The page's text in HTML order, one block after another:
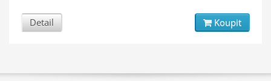
Detail Koupit